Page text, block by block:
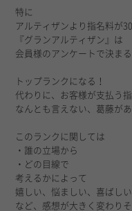
特に
アルティザンより指名料が
『グランアルティザン』は
会員様のアンケートで決ま
トップランクになる！
代わりに、お客様が支払う
なんとも言えない、葛藤が
このランクに関しては
・誰の立場から
・どの目線で
考えるかによって
嬉しい、悩ましい、喜ばし
など、感想が大きく変わりそ